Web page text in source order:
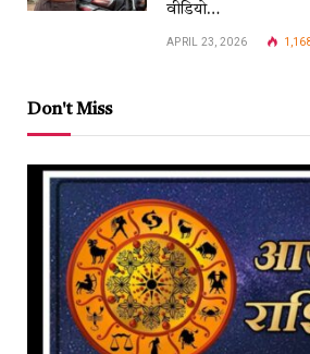
वीडियो…
APRIL 23, 2026
Don't Miss